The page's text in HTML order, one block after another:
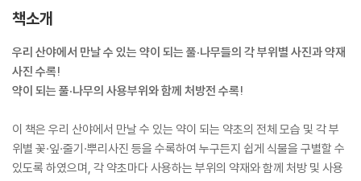
책소개
우리 산야에서 만날 수 있는 약이 되는 풀·나무들의 각 부위별 사진과 약재
사진 수록!
약이 되는 풀·나무의 사용부위와 함께 처방전 수록!
이 책은 우리 산야에서 만날 수 있는 약이 되는 약초의 전체 모습 및 각 부
위별 꽃·잎·줄기·뿌리사진 등을 수록하여 누구든지 쉽게 식물을 구별할 수
있도록 하였으며, 각 약초마다 사용하는 부위의 약재와 함께 처방 및 사용